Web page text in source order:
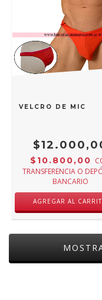
VELCRO DE
$10.800,00
TRANSFERENCIA O
BANCARIO
AGREGAR AL